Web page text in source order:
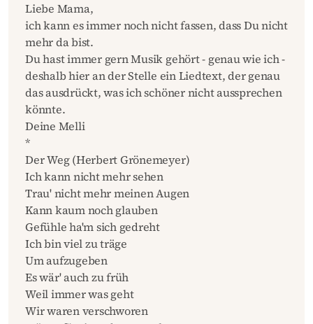
Liebe Mama,
ich kann es immer noch nicht fassen, dass Du nicht
mehr da bist.
Du hast immer gern Musik gehört - genau wie ich -
deshalb hier an der Stelle ein Liedtext, der genau
das ausdrückt, was ich schöner nicht aussprechen
könnte.
Deine Melli
*
Der Weg (Herbert Grönemeyer)
Ich kann nicht mehr sehen
Trau' nicht mehr meinen Augen
Kann kaum noch glauben
Gefühle ha'm sich gedreht
Ich bin viel zu träge
Um aufzugeben
Es wär' auch zu früh
Weil immer was geht
Wir waren verschworen